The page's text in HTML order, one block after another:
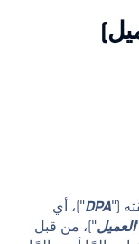
("
DPA")، أي
العميل")، من قبل